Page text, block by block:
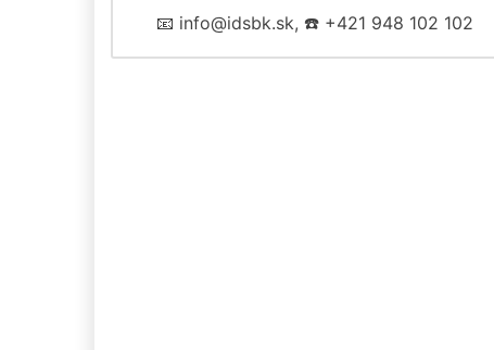
📧 info@idsbk.sk, ☎️ +421 948 102 102